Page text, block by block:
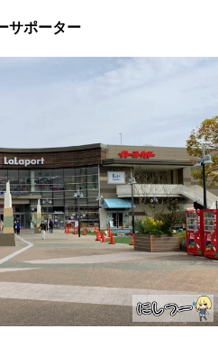
サポーター